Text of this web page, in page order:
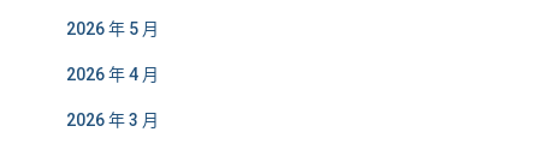
2026 年 5 月
2026 年 4 月
2026 年 3 月